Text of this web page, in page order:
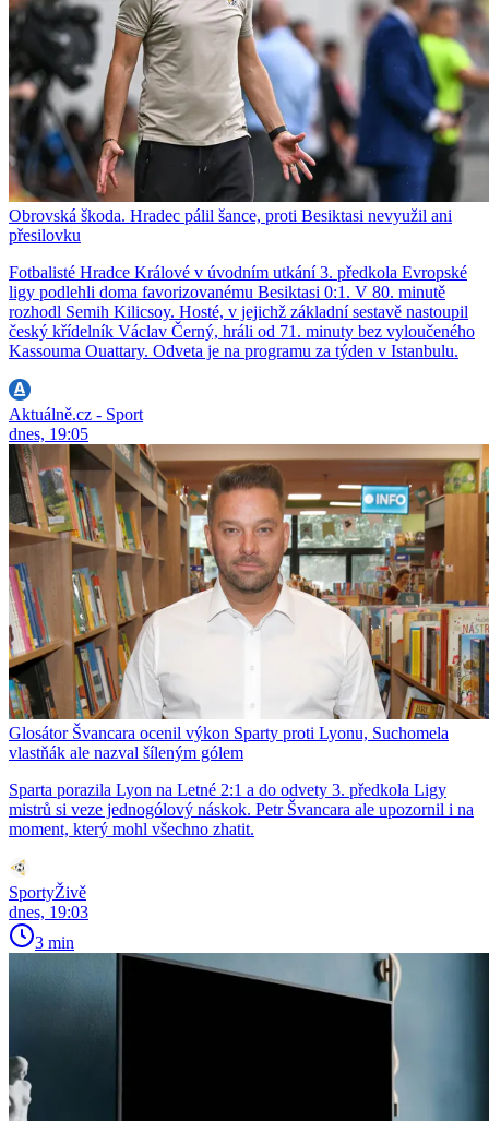
Obrovská škoda. Hradec pálil šance, proti Besiktasi nevyužil ani
přesilovku
Fotbalisté Hradce Králové v úvodním utkání 3. předkola Evropské
ligy podlehli doma favorizovanému Besiktasi 0:1. V 80. minutě
rozhodl Semih Kilicsoy. Hosté, v jejichž základní sestavě nastoupil
český křídelník Václav Černý, hráli od 71. minuty bez vyloučeného
Kassouma Ouattary. Odveta je na programu za týden v Istanbulu.
Aktuálně.cz - Sport
dnes, 19:05
Glosátor Švancara ocenil výkon Sparty proti Lyonu, Suchomela
vlastňák ale nazval šíleným gólem
Sparta porazila Lyon na Letné 2:1 a do odvety 3. předkola Ligy
mistrů si veze jednogólový náskok. Petr Švancara ale upozornil i na
moment, který mohl všechno zhatit.
SportyŽivě
dnes, 19:03
3 min